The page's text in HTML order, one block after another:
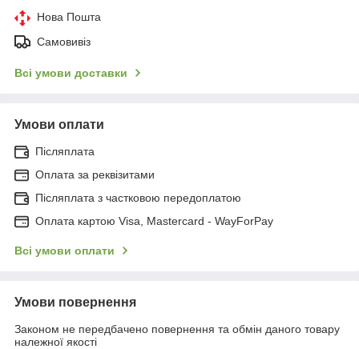
Нова Пошта
Самовивіз
Всі умови доставки
Умови оплати
Післяплата
Оплата за реквізитами
Післяплата з частковою передоплатою
Оплата картою Visa, Mastercard - WayForPay
Всі умови оплати
Умови повернення
Законом не передбачено повернення та обмін даного товару
належної якості